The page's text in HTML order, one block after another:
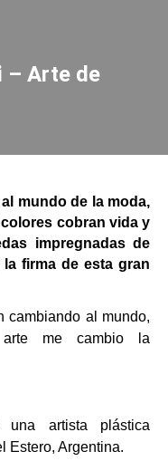
– Arte de
mundo de la moda,
cobran vida y
impregnadas de
firma de esta gran
cambiando al mundo,
me cambio la
artista plástica
Estero, Argentina.